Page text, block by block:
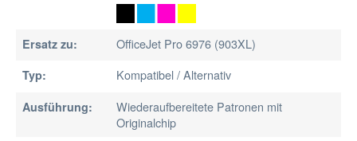
Ersatz zu: OfficeJet Pro 6976 (903XL)
Typ: Kompatibel / Alternativ
Ausführung:
Wiederaufbereitete Patronen mit
Originalchip